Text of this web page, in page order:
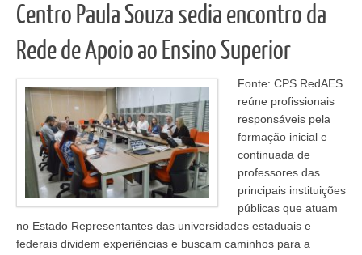
Centro Paula Souza sedia encontro da
Rede de Apoio ao Ensino Superior
Fonte: CPS RedAES
reúne profissionais
responsáveis pela
formação inicial e
continuada de
professores das
principais instituições
públicas que atuam
no Estado Representantes das universidades estaduais e
federais dividem experiências e buscam caminhos para a